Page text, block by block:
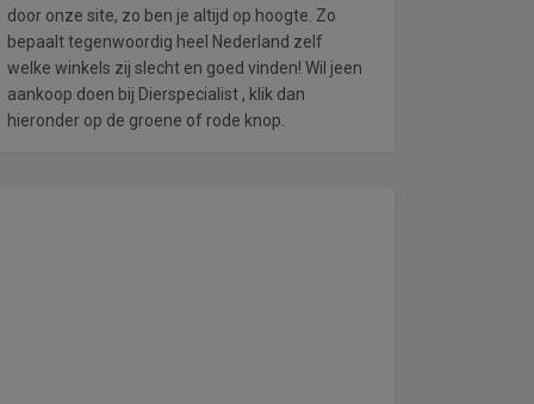
door onze site, zo ben je altijd op hoogte. Zo
bepaalt tegenwoordig heel Nederland zelf
welke winkels zij slecht en goed vinden! Wil jeen
aankoop doen bij Dierspecialist , klik dan
hieronder op de groene of rode knop.